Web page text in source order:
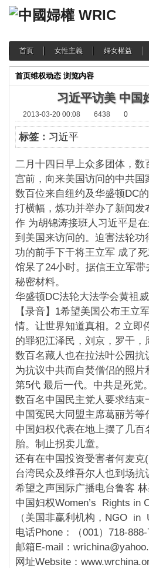
首頁 女性主義 婦女權益
首页维权动态 浏览内容
习近平访美 中国
2013-03-20 00:08 6438 0
标签： 习近平
二月十四日早上众多团体，
宫前，向来美国访问的中共
数百位来自纽约及华盛顿DC
打横幅，炼功并举办了新闻发
作 为胡锦涛接班人习近平是
到美国来访问的。迫害法轮
功的前手下干将王立军 成了
馆呆了24小时。据信王立军
秘密材料。
华盛顿DC法轮大法学会黄祖
【录音】1希望美国公布王立
情。让世界知道真相。2 立即
的罪犯江泽民，刘京，罗干
数百名藏人也在拉法叶公园
为抗议中共而自焚僧侣的照
第5代 最后一代。中共是死党。
数百名中国民主党人要求结
中国冤民大同盟主席葛丽芳
中国妇权代表在地上摆了几
胎。制止拐卖儿童。
还有在中国投资受害者何麦
台湾民众及维吾尔人也到场抗
希望之声国际广播电台鲁客
中国妇权Women’s Rights in
（美国非赢利机构，NGO in
电话Phone：（001）718-
邮箱E-mail：
网址Website：